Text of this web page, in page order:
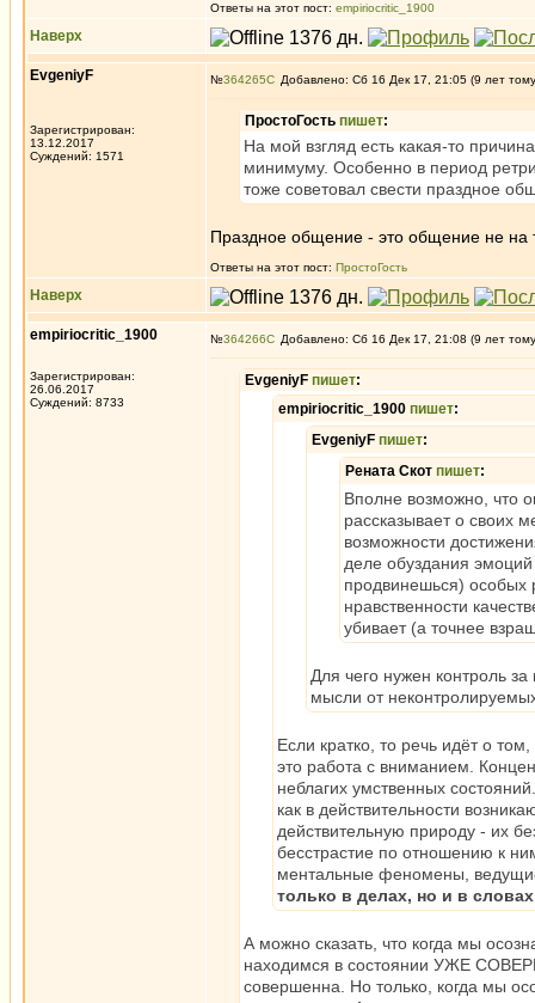
Ответы на этот пост: empiriocritic_1900
Наверх
EvgeniyF
Зарегистрирован:
13.12.2017
Суждений: 1571
№364265 Добавлено: Сб 16 Дек 17, 21:05 (9 лет
ПростоГость пишет:
На мой взгляд есть какая-то
минимуму. Особенно в период
тоже советовал свести праздное
Праздное общение - это общение не
Ответы на этот пост: ПростоГость
Наверх
empiriocritic_1900
Зарегистрирован:
26.06.2017
Суждений: 8733
№364266 Добавлено: Сб 16 Дек 17, 21:08 (9 лет
EvgeniyF пишет:
empiriocritic_1900 пишет:
EvgeniyF пишет:
Рената Скот пишет:
Вполне возможно, что
рассказывает о своих
возможности
деле обуздания
продвинешься) особых
нравственности
убивает (а точнее
Для чего нужен контроль
мысли от
Если кратко, то речь идёт о
это работа с вниманием.
неблагих умственных
как в действительности
действительную природу - их
бесстрастие по отношению к
ментальные феномены,
только в делах, но и в
А можно сказать, что когда мы
находимся в состоянии УЖЕ
совершенна. Но только, когда мы